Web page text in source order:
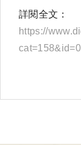
詳閱全文：
https://